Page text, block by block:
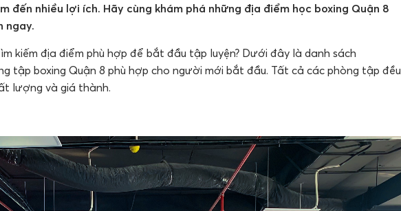
đến nhiều lợi ích. Hãy cùng khám phá những địa điểm học boxing Quận 8
ngay.
kiếm địa điểm phù hợp để bắt đầu tập luyện? Dưới đây là danh sách
tập boxing Quận 8 phù hợp cho người mới bắt đầu. Tất cả các phòng tập đều
lượng và giá thành.